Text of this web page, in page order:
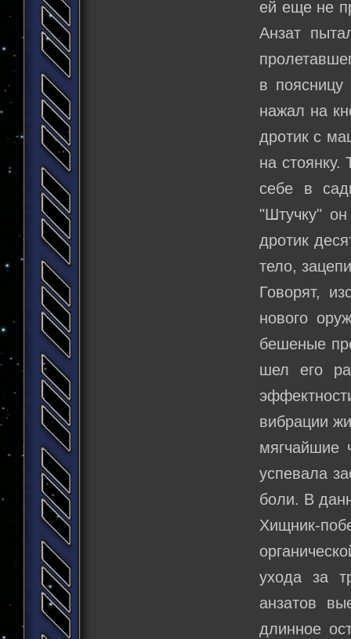
ей еще не
Анзат
в поясницу
нажал на
дротик с
на стоянку.
себе в
"Штучку"
дротик
тело,
Говорят,
нового
бешеные
шел его
вибрации
мягчайшие
успевала
боли. В
Хищник-
ухода за
анзатов
длинное